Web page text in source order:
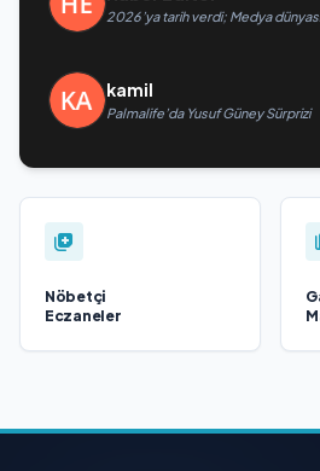
2026’ya tarih verdi; Medya
kamil
Palmalife’da Yusuf Güney Sürprizi
Nöbetçi
Eczaneler